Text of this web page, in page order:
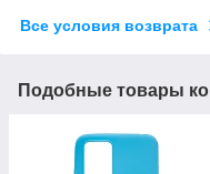
Все условия возврата
Подобные товары